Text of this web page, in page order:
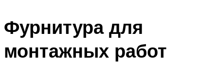
Фурнитура для
монтажных работ